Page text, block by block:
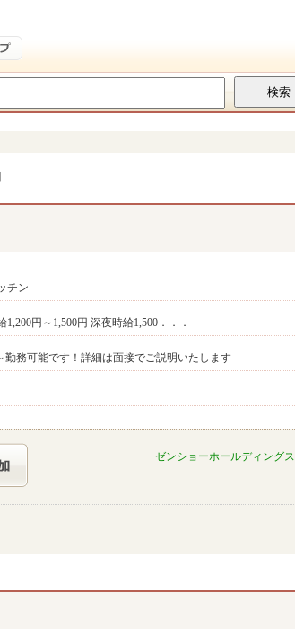
チン
1,200円～1,500円 深夜時給1,500．．．
勤務可能です！詳細は面接でご説明いたします
ゼンショーホールディングス